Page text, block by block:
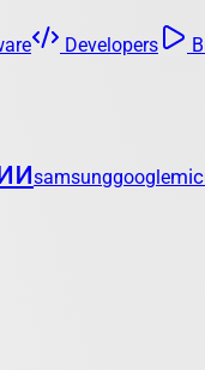
Developers
samsunggoogle